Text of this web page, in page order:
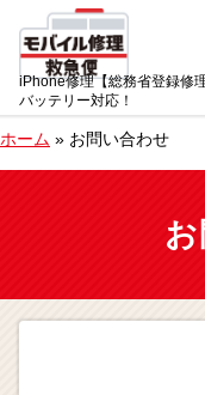
iPhone修理【総務省登録修
バッテリー対応！
ホーム » お問い合わせ